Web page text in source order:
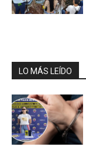
LO MÁS LEÍDO